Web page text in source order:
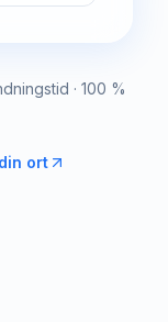
· 100 %
ort